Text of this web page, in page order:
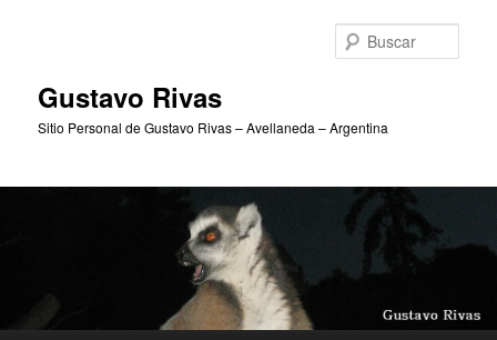
Gustavo Rivas
Sitio Personal de Gustavo Rivas – Avellaneda – Argentina